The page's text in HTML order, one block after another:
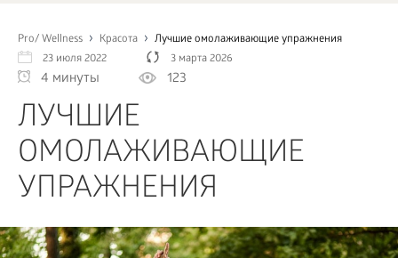
Pro/ Wellness Красота
Лучшие омолаживающие упражнения
23 июля 2022
3 марта 2026
4 минуты 123
ЛУЧШИЕ
ОМОЛАЖИВАЮЩИЕ
УПРАЖНЕНИЯ
СПОРТ
ЗДОРОВЬЕ
КРАСОТА
ПСИХОЛОГИЯ
ДЕТИ
КАК?